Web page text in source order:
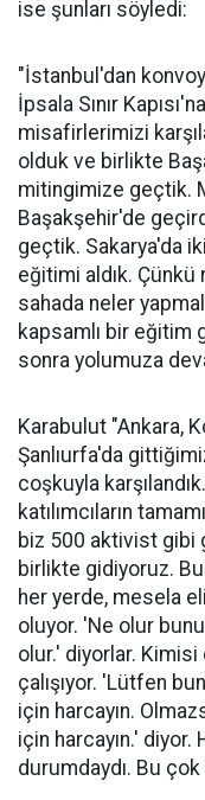
ise şunları söyledi:
"İstanbul'dan
İpsala Sınır
misafirlerimizi
olduk ve birlikte
mitingimize geçtik.
Başakşehir'de
geçtik. Sakarya'da
eğitimi aldık.
sahada neler
kapsamlı bir
sonra yolumuza
Karabulut "Ankara,
Şanlıurfa'da
coşkuyla
katılımcıların
biz 500 aktivist gibi
birlikte gidiyoruz.
her yerde, mesela
oluyor. 'Ne olur
olur.' diyorlar.
çalışıyor. 'Lütfen
için harcayın.
için harcayın.'
durumdaydı. Bu